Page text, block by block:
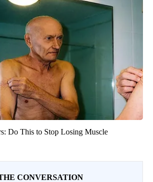
Do This to Stop Losing Muscle
CONVERSATION